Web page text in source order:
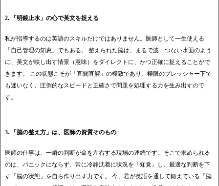
2. 「明鏡止水」の心で英文を捉える
私が指導するのは英語のスキルだけではありません。医師として一生使える
「自己管理の知恵」でもある。 整えられた脳は、まるで波一つない水面のよう
に、英文が映し出す情景（意味）をダイレクトに、かつ正確に捉えることがで
きます。 この状態こそが「直聞直解」の極致であり、極限のプレッシャー下で
も迷いなく、圧倒的なスピードと正確さで問題を処理する力を生み出すので
す。
3. 「脳の整え方」は、医師の資質そのもの
医師の仕事は、一瞬の判断が命を左右する現場の連続です。そこで求められる
のは、パニックにならず、常に冷静沈着に状況を「知覚」し、最適な判断を下
す「脳の状態」を自ら作り出す力です。 今、君が英語を通して鍛えている「脳